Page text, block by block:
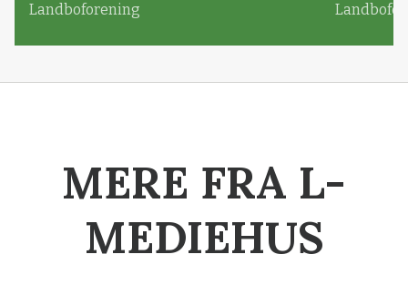
Landboforening
MERE FRA L-
MEDIEHUS